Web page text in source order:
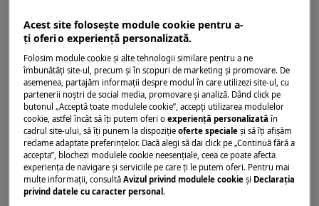
ATENȚIE!RISC DE LEZIUNI OCULARE
Purtați ochelari de protecție dacă efectuați
lucrări de întreținere sau reparații care implică
Acest site folosește module cookie pentru a-
ţi oferi o experienţă personalizată.
Folosim module cookie și alte tehnologii similare pentru a ne
îmbunătăţi site-ul, precum și în scopuri de marketing și promovare. De
asemenea, partajăm informaţii despre modul în care utilizezi site-ul, cu
partenerii noștri de social media, promovare și analiză. Dând click pe
butonul „Acceptă toate modulele cookie”, accepţi utilizarea modulelor
cookie, astfel încât să îţi putem oferi oexperienţă personalizată în
cadrul site-ului, să îţi punem la dispoziţieoferte speciale și să îţi afișăm
reclame adaptate preferinţelor. Dacă alegi să dai click pe „Continuă fără a
accepta”, blochezi modulele cookie neesenţiale, ceea ce poate afecta
experienţa de navigare și serviciile pe care ţi le putem oferi. Pentru mai
multe informaţii, consultăAvizul privind modulele cookie și Declaraţia
privind datele cu caracter personal.